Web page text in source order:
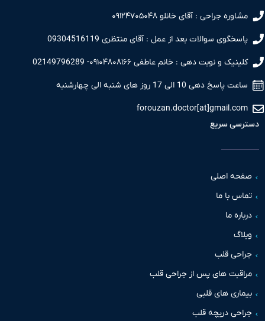
مشاوره جراحی : آقای خانلو ۰۹۱۲۴۷۰۵۰۴۸
پاسخگوی سوالات بعد از عمل : آقای منتظری 09304516119
کلینیک و نوبت دهی : خانم عاطفی ۰۹۱۰۴۸۰۸۱۶۶- 02149796289
ساعت پاسخ دهی 10 الی 17 روز های شنبه الی چهارشنبه
forouzan.doctor[at]gmail.com
دسترسی سریع
صفحه اصلی
تماس با ما
درباره ما
وبلاگ
جراحی قلب
مراقبت های پس از جراحی قلب
بیماری های قلبی
جراحی دریچه قلب